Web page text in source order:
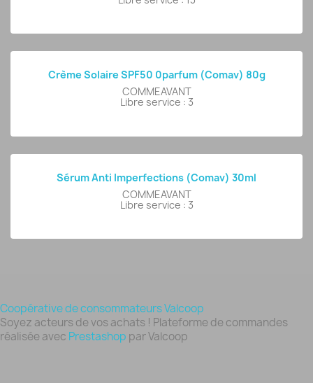
Crème Solaire SPF50 0parfum (comav) 80g
COMMEAVANT
Libre service : 3
Sérum Anti Imperfections (comav) 30ml
COMMEAVANT
Libre service : 3
Coopérative de consommateurs Valcoop
Soyez acteurs de vos achats ! Plateforme de commandes
réalisée avec Prestashop par Valcoop